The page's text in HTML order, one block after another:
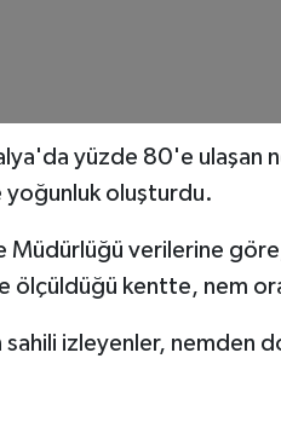
yüzde 80'e ulaşan
yoğunluk oluşturdu.
verilerine göre,
ölçüldüğü kentte, nem
izleyenler, nemden